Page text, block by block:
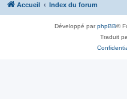
Accueil Index du forum
Développé parphpBB®
Traduit